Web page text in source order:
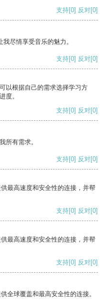
支持[0] 反对[0]
尽情享受音乐的魅力。
支持[0] 反对[0]
以根据自己的需求选择学习方
度。
支持[0] 反对[0]
所有需求。
支持[0] 反对[0]
最高速度和安全性的连接，并帮
支持[0] 反对[0]
最高速度和安全性的连接，并帮
支持[0] 反对[0]
全球覆盖和最高安全性的连接。